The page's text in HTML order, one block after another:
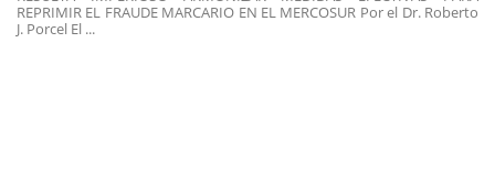
REPRIMIR EL FRAUDE MARCARIO EN EL MERCOSUR Por el Dr. Roberto
J. Porcel El ...